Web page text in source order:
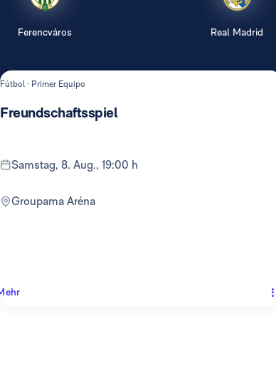
Ferencváros Real Madrid
Fútbol · Primer Equipo
Freundschaftsspiel
Samstag, 8. Aug., 19:00 h
Groupama Aréna